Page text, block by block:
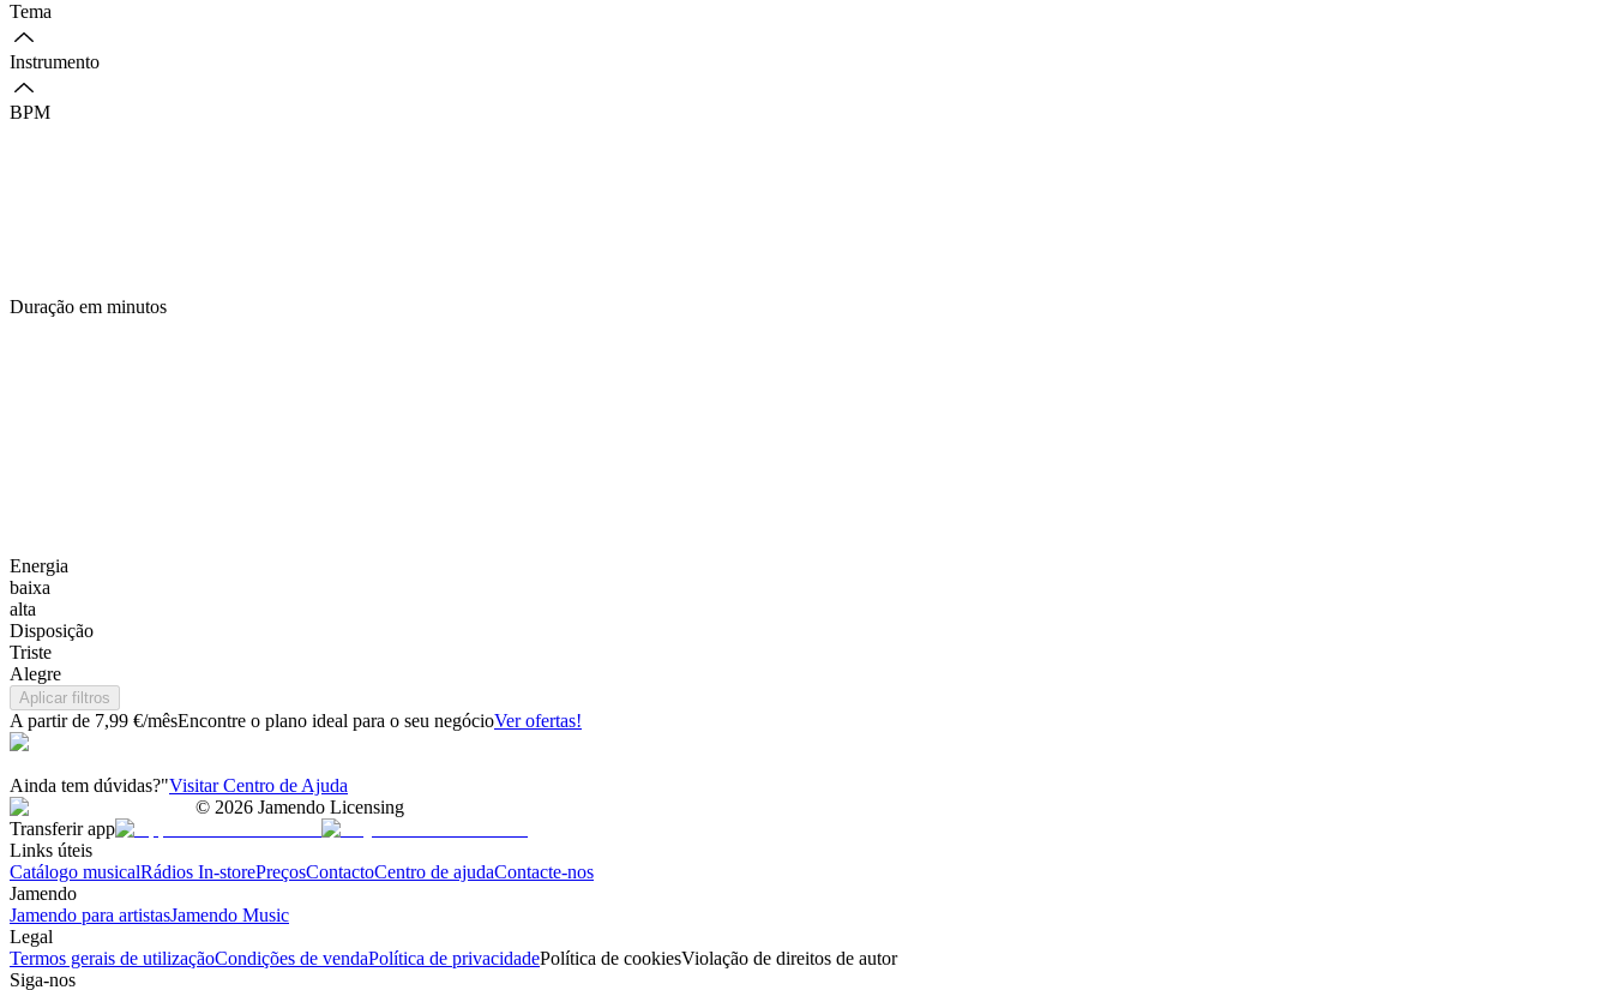
Tema
Instrumento
BPM
Duração em minutos
Energia
baixa
alta
Disposição
Triste
Alegre
Aplicar filtros
A partir de 7,99 €/mêsEncontre o plano ideal para o seu negócioVer ofertas!
Ainda tem dúvidas?"Visitar Centro de Ajuda
© 2026 Jamendo Licensing
Transferir app
Links úteis
Catálogo musicalRádios In-storePreçosContactoCentro de ajudaContacte-nos
Jamendo
Jamendo para artistasJamendo Music
Legal
Termos gerais de utilizaçãoCondições de vendaPolítica de privacidadePolítica de cookiesViolação de direitos de autor
Siga-nos